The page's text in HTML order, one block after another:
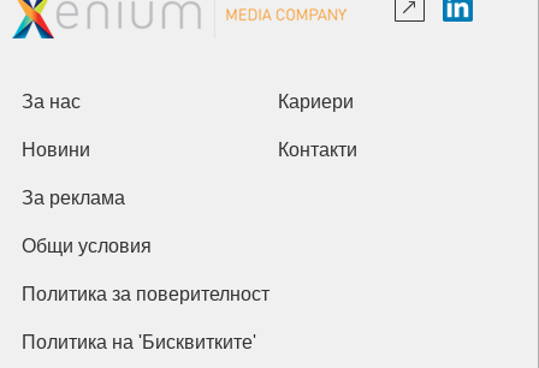
За нас Кариери
Новини Контакти
За реклама
Общи условия
Политика за поверителност
Политика на 'Бисквитките'